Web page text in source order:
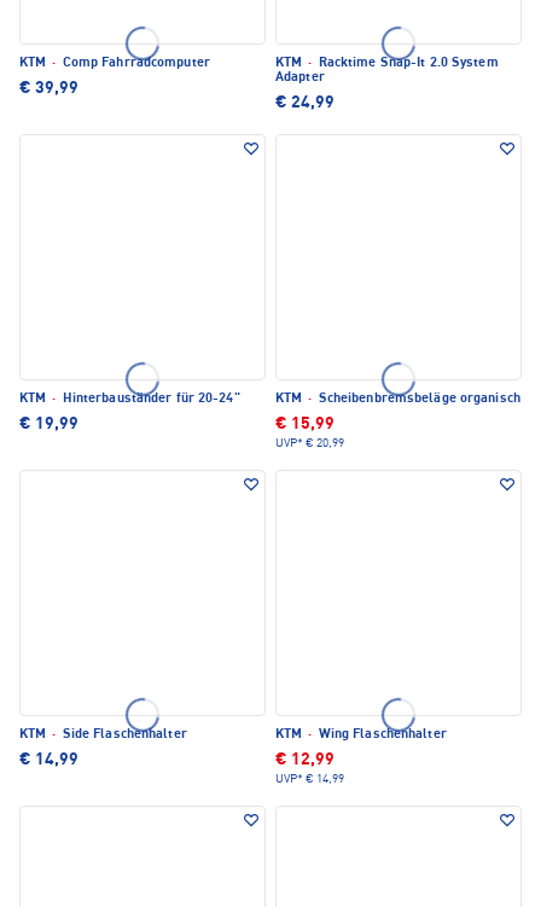
KTM · Comp Fahrradcomputer
€ 39,99
KTM ·
Racktime Snap-It 2.0 System
Adapter
€ 24,99
KTM · Hinterbauständer für 20-24"
€ 19,99
KTM · Scheibenbremsbeläge organisch
€ 15,99
UVP* € 20,99
KTM · Side Flaschenhalter
€ 14,99
KTM · Wing Flaschenhalter
€ 12,99
UVP* € 14,99